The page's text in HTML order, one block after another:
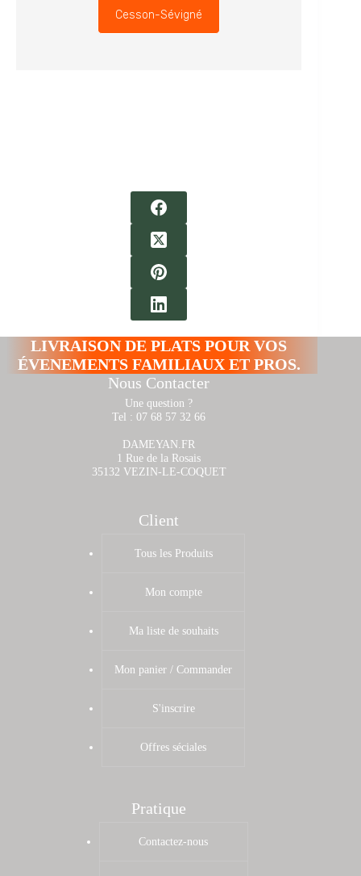
Cesson-Sévigné
LIVRAISON DE PLATS POUR VOS
ÉVENEMENTS FAMILIAUX ET PROS.
Nous Contacter
Une question ?
Tel : 07 68 57 32 66
DAMEYAN.FR
1 Rue de la Rosais
35132 VEZIN-LE-COQUET
Client
Tous les Produits
Mon compte
Ma liste de souhaits
Mon panier / Commander
S'inscrire
Offres séciales
Pratique
Contactez-nous